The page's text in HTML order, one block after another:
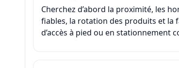
Cherchez d’abord la proximité, les
fiables, la rotation des produits et la
d’accès à pied ou en stationnement